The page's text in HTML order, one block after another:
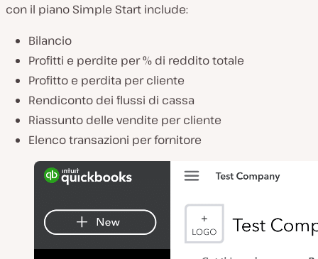
con il piano Simple Start include:
Bilancio
Profitti e perdite per % di reddito totale
Profitto e perdita per cliente
Rendiconto dei flussi di cassa
Riassunto delle vendite per cliente
Elenco transazioni per fornitore